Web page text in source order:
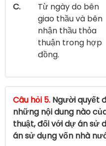
C.
Từ ngày do bên
giao thầu và bên
nhận thầu thỏa
thuận trong hợp
đồng.
Câu hỏi 5. Người quyết
những nội dung nào
thuật, đối với dự án sử
án sử dụng vốn nhà